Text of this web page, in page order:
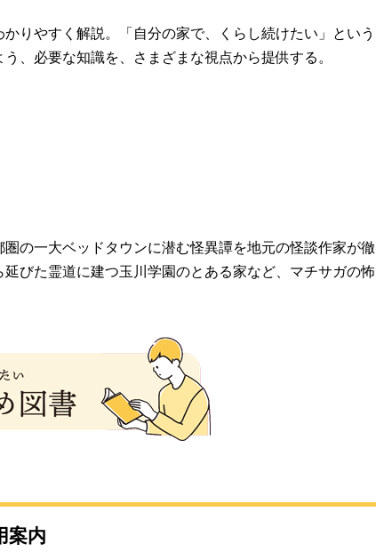
りやすく解説。「自分の家で、くらし続けたい」という
、必要な知識を、さまざまな視点から提供する。
の一大ベッドタウンに潜む怪異譚を地元の怪談作家が徹
びた霊道に建つ玉川学園のとある家など、マチサガの怖
案内